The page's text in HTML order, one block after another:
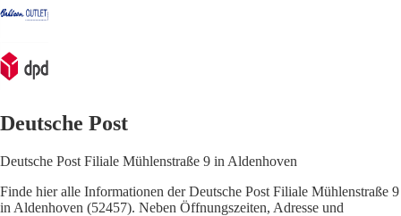
Deutsche Post
Deutsche Post Filiale Mühlenstraße 9 in Aldenhoven
Finde hier alle Informationen der Deutsche Post Filiale Mühlenstraße 9
in Aldenhoven (52457). Neben Öffnungszeiten, Adresse und